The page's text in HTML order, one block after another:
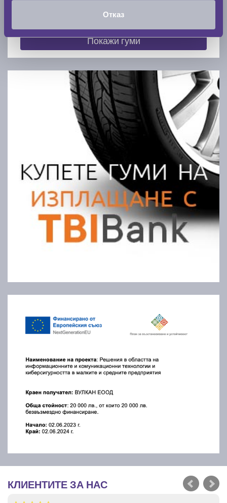
Отказ
Покажи гуми
КЛИЕНТИТЕ ЗА НАС